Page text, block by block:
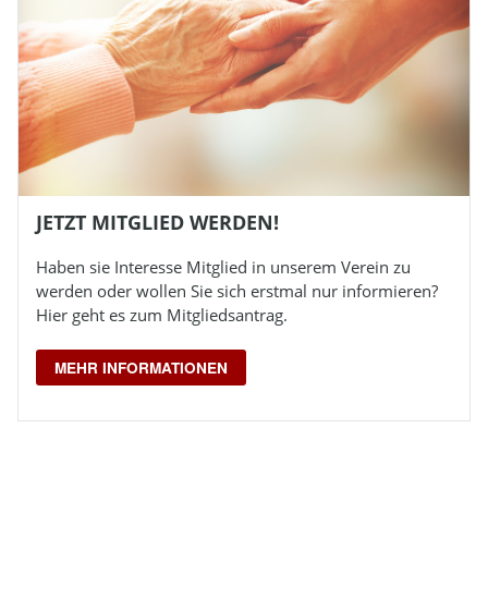
JETZT MITGLIED WERDEN!
Haben sie Interesse Mitglied in unserem Verein zu
werden oder wollen Sie sich erstmal nur informieren?
Hier geht es zum Mitgliedsantrag.
MEHR INFORMATIONEN